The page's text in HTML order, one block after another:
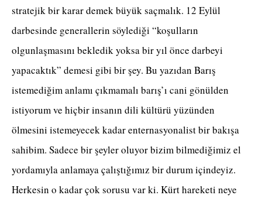
stratejik bir karar demek büyük saçmalık. 12 Eylül
darbesinde generallerin söylediği “koşulların
olgunlaşmasını bekledik yoksa bir yıl önce darbeyi
yapacaktık” demesi gibi bir şey. Bu yazıdan Barış
istemediğim anlamı çıkmamalı barış’ı cani gönülden
istiyorum ve hiçbir insanın dili kültürü yüzünden
ölmesini istemeyecek kadar enternasyonalist bir bakışa
sahibim. Sadece bir şeyler oluyor bizim bilmediğimiz el
yordamıyla anlamaya çalıştığımız bir durum içindeyiz.
Herkesin o kadar çok sorusu var ki. Kürt hareketi neye